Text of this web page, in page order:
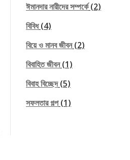
ঈমানদার নারীদের সম্পর্কে(2)
বিবিধ(4)
বিয়ে ও মানব জীবন(2)
বিবাহিত জীবন(1)
বিবাহ বিচ্ছেদ(5)
সফলতার গল্প(1)